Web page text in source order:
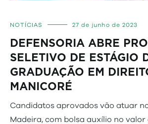
NOTÍCIAS 27 de junho de 2023
DEFENSORIA ABRE
SELETIVO DE ESTÁGIO
GRADUAÇÃO EM
MANICORÉ
Candidatos aprovados vão atuar
Madeira, com bolsa auxílio no valor